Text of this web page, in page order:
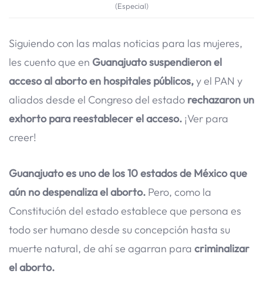
(Especial)
Siguiendo con las malas noticias para las mujeres,
les cuento que en Guanajuato suspendieron el
acceso al aborto en hospitales públicos,y el PAN y
aliados desde el Congreso del estado rechazaron un
exhorto para reestablecer el acceso. ¡Ver para
creer!
Guanajuato es uno de los 10 estados de México que
aún no despenaliza el aborto. Pero, como la
Constitución del estado establece que persona es
todo ser humano desde su concepción hasta su
muerte natural, de ahí se agarran para criminalizar
el aborto.